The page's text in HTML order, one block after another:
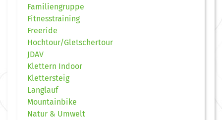
Familiengruppe
Fitnesstraining
Freeride
Hochtour/Gletschertour
JDAV
Klettern Indoor
Klettersteig
Langlauf
Mountainbike
Natur & Umwelt